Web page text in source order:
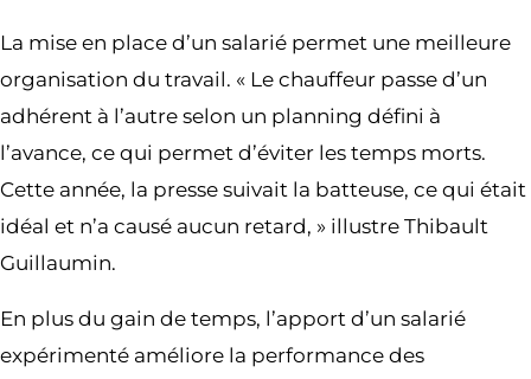
La mise en place d’un salarié permet une meilleure
organisation du travail. « Le chauffeur passe d’un
adhérent à l’autre selon un planning défini à
l’avance, ce qui permet d’éviter les temps morts.
Cette année, la presse suivait la batteuse, ce qui était
idéal et n’a causé aucun retard, » illustre Thibault
Guillaumin.
En plus du gain de temps, l’apport d’un salarié
expérimenté améliore la performance des